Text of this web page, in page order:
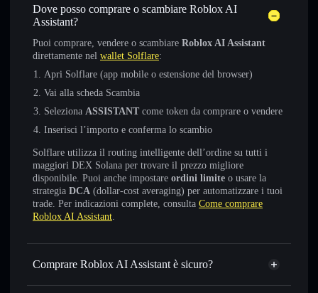
Dove posso comprare o scambiare Roblox AI
Assistant?
Puoi comprare, vendere o scambiare Roblox AI Assistant
direttamente nel wallet Solflare:
Apri Solflare (app mobile o estensione del browser)
Vai alla scheda Scambia
Seleziona ASSISTANT come token da comprare o vendere
Inserisci l’importo e conferma lo scambio
Solflare utilizza il routing intelligente dell’ordine su tutti i
maggiori DEX Solana per trovare il prezzo migliore
disponibile. Puoi anche impostare ordini limite o usare la
strategia DCA (dollar-cost averaging) per automatizzare i tuoi
trade. Per indicazioni complete, consulta Come comprare
Roblox AI Assistant.
Comprare Roblox AI Assistant è sicuro?
Roblox AI Assistant non è verificato